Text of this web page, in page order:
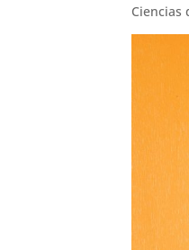
Ciencias